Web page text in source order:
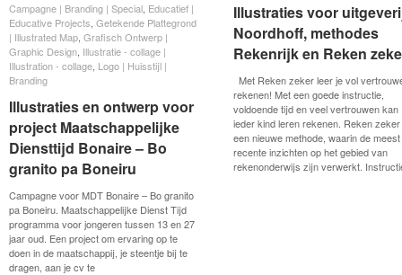
Campagne | Branding | Special Educatief |
Educative Projects Getekende Plattegrond
| Illustrated Map Grafisch Ontwerp |
Graphic Design Illustratie - collage |
Illustration - collage Logo | Huisstijl |
Branding
Illustraties en ontwerp voor
project Maatschappelijke
Diensttijd Bonaire – Bo
granito pa Boneiru
Campagne voor MDT Bonaire – Bo granito
pa Boneiru. Maatschappelijke Dienst Tijd
programma voor jongeren tussen 13 en 27
jaar oud. Een project om ervaring op te
doen in de maatschappij, je steentje bij te
dragen, aan je cv te
Campagne | Branding | Special Educatief |
Educative Projects Getekende Plattegrond
| Illustrated Map Grafisch Ontwerp |
Graphic Design Illustratie - collage |
Illustration - collage Logo | Huisstijl |
Branding
Illustraties en ontwerp voor
project Maatschappelijke
Diensttijd Bonaire – Bo
granito pa Boneiru
Illustraties voor
Noordhoff, methodes
Rekenrijk en Reken
Met Reken zeker leer je vol
rekenen! Met een goede instructie,
voldoende tijd en veel vertrouwen kan
ieder kind leren rekenen. Reken
een nieuwe methode, waarin de meest
recente inzichten op het gebied van
rekenonderwijs zijn verwerkt.
Illustraties voor
Noordhoff, methodes
Rekenrijk en Reken